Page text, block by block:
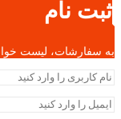
ثبت نام
به سفارشات، لیست